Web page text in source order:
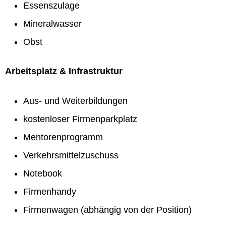
Essenszulage
Mineralwasser
Obst
Arbeitsplatz & Infrastruktur
Aus- und Weiterbildungen
kostenloser Firmenparkplatz
Mentorenprogramm
Verkehrsmittelzuschuss
Notebook
Firmenhandy
Firmenwagen (abhängig von der Position)